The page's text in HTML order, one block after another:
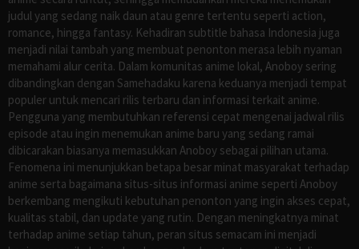
judul yang sedang naik daun atau genre tertentu seperti action,
romance, hingga fantasy. Kehadiran subtitle bahasa Indonesia juga
menjadi nilai tambah yang membuat penonton merasa lebih nyaman
memahami alur cerita. Dalam komunitas anime lokal, Anoboy sering
dibandingkan dengan Samehadaku karena keduanya menjadi tempat
populer untuk mencari rilis terbaru dan informasi terkait anime.
Pengguna yang membutuhkan referensi cepat mengenai jadwal rilis
episode atau ingin menemukan anime baru yang sedang ramai
dibicarakan biasanya memasukkan Anoboy sebagai pilihan utama.
Fenomena ini menunjukkan betapa besar minat masyarakat terhadap
anime serta bagaimana situs-situs informasi anime seperti Anoboy
berkembang mengikuti kebutuhan penonton yang ingin akses cepat,
kualitas stabil, dan update yang rutin. Dengan meningkatnya minat
terhadap anime setiap tahun, peran situs semacam ini menjadi